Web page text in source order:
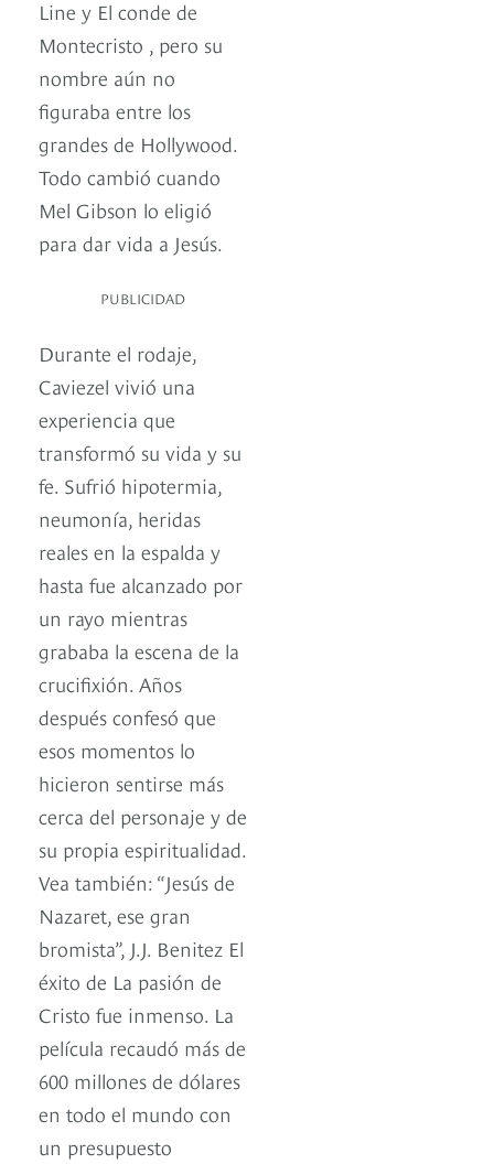
Line y El conde de
Montecristo , pero su
nombre aún no
figuraba entre los
grandes de Hollywood.
Todo cambió cuando
Mel Gibson lo eligió
para dar vida a Jesús.
PUBLICIDAD
Durante el rodaje,
Caviezel vivió una
experiencia que
transformó su vida y su
fe. Sufrió hipotermia,
neumonía, heridas
reales en la espalda y
hasta fue alcanzado por
un rayo mientras
grababa la escena de la
crucifixión. Años
después confesó que
esos momentos lo
hicieron sentirse más
cerca del personaje y de
su propia espiritualidad.
Vea también: “Jesús de
Nazaret, ese gran
bromista”, J.J. Benitez El
éxito de La pasión de
Cristo fue inmenso. La
película recaudó más de
600 millones de dólares
en todo el mundo con
un presupuesto